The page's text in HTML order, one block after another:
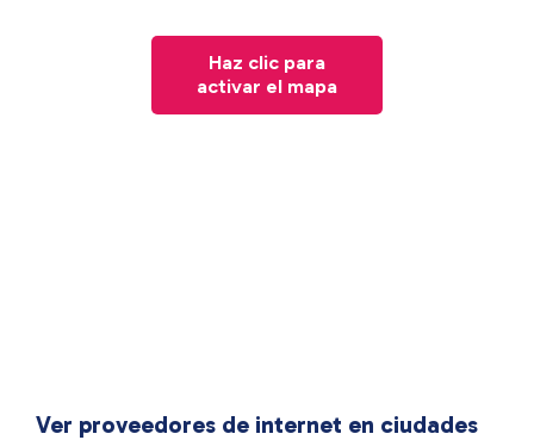
Haz clic para
activar el mapa
Ver proveedores de internet en ciudades